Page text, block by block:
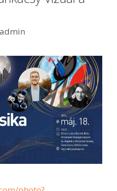
admin